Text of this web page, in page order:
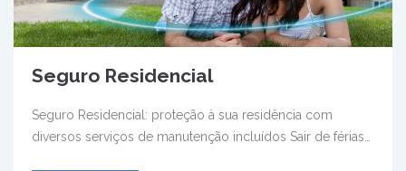
Seguro Residencial
Seguro Residencial: proteção à sua residência com
diversos serviços de manutenção incluídos Sair de férias…